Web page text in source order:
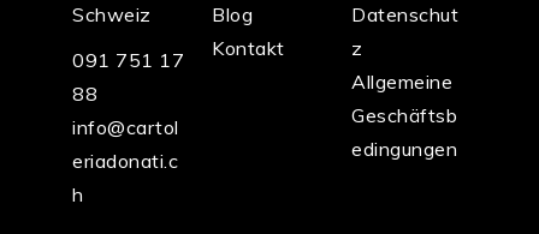
Schweiz
091 751 17
88
info@cartol
eriadonati.c
h
Blog
Kontakt
Datenschut
z
Allgemeine
Geschäftsb
edingungen